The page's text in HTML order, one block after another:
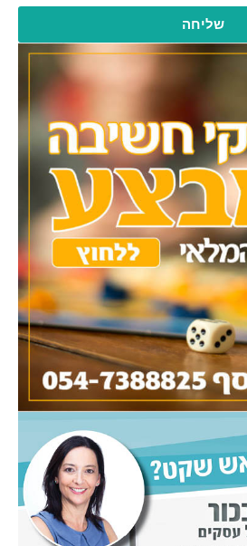
שליחה